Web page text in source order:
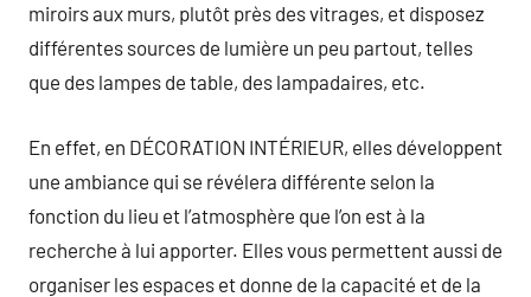
miroirs aux murs, plutôt près des vitrages, et disposez
différentes sources de lumière un peu partout, telles
que des lampes de table, des lampadaires, etc.
En effet, en DÉCORATION INTÉRIEUR, elles développent
une ambiance qui se révélera différente selon la
fonction du lieu et l’atmosphère que l’on est à la
recherche à lui apporter. Elles vous permettent aussi de
organiser les espaces et donne de la capacité et de la